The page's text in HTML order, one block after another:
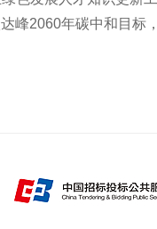
峰2060年碳中和目标